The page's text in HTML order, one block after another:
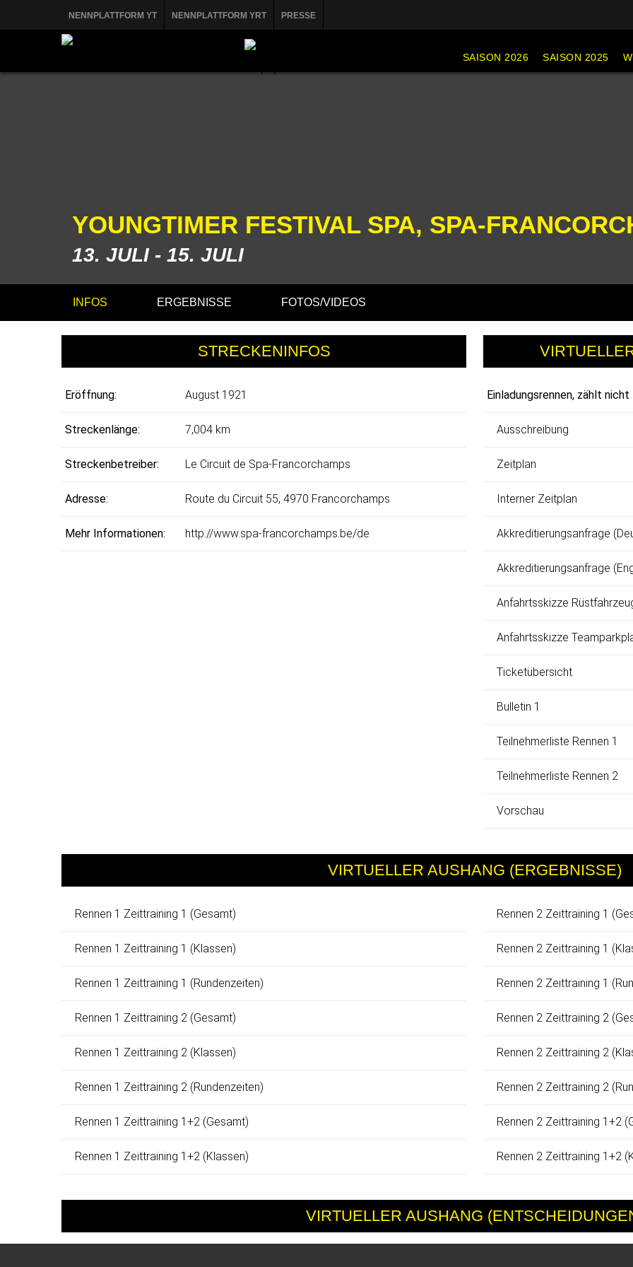
NENNPLATTFORM YT NENNPLATTFORM YRT PRESSE
SAISON 2026 SAISON 2025
YOUNGTIMER FESTIVAL SPA, SPA-
13. JULI - 15. JULI
INFOS ERGEBNISSE FOTOS/VIDEOS
STRECKENINFOS
Eröffnung: August 1921
Streckenlänge: 7,004 km
Streckenbetreiber: Le Circuit de Spa-Francorchamps
Adresse: Route du Circuit 55, 4970 Francorchamps
Mehr Informationen: http://www.spa-francorchamps.be/de
Einladungsrennen, zählt
Ausschreibung
Zeitplan
Interner Zeitplan
Akkreditierungsanfrage
Akkreditierungsanfrage
Anfahrtsskizze
Anfahrtsskizze
Ticketübersicht
Bulletin 1
Teilnehmerliste Rennen 1
Teilnehmerliste Rennen 2
Vorschau
VIRTUELLER AUSHANG (ERGEBNISSE)
Rennen 1 Zeittraining 1 (Gesamt)
Rennen 1 Zeittraining 1 (Klassen)
Rennen 1 Zeittraining 1 (Rundenzeiten)
Rennen 1 Zeittraining 2 (Gesamt)
Rennen 1 Zeittraining 2 (Klassen)
Rennen 1 Zeittraining 2 (Rundenzeiten)
Rennen 1 Zeittraining 1+2 (Gesamt)
Rennen 1 Zeittraining 1+2 (Klassen)
Rennen 2 Zeittraining 1
Rennen 2 Zeittraining 1
Rennen 2 Zeittraining 1
Rennen 2 Zeittraining 2
Rennen 2 Zeittraining 2
Rennen 2 Zeittraining 2
Rennen 2 Zeittraining 1+2
Rennen 2 Zeittraining 1+2
VIRTUELLER AUSHANG